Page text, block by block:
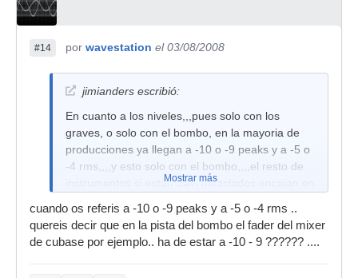
#14 por wavestation el 03/08/2008
jimianders escribió:
En cuanto a los niveles,,,pues solo con los
graves, o solo con el bombo, en la mayoria de
producciones ya llegan a -10 o -9 peaks y a -5 o
-4 rms,,,,y esto solo con el bombo,,,,el resto de
instrumentos si están bien mezclados encajan en
tratados, cortes de bajos, compresiones etc.
Mostrar más
cuando os referis a -10 o -9 peaks y a -5 o -4 rms ..
quereis decir que en la pista del bombo el fader del mixer
de cubase por ejemplo.. ha de estar a -10 - 9 ?????? ....